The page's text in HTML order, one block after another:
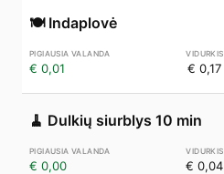
🍽️ Indaplovė
€ 0,01 € 0,17
🧹 Dulkių siurblys 10 min
€ 0,00 € 0,04